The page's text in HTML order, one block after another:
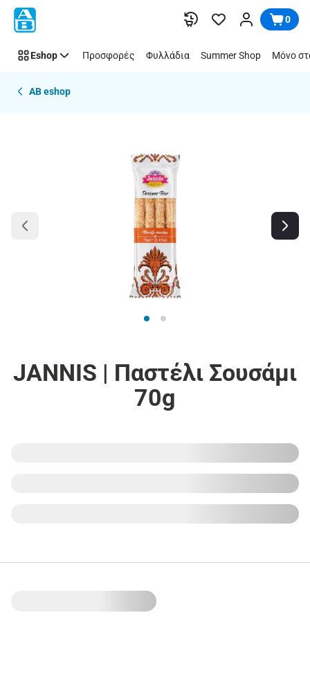
Παράλειψη 0
Eshop Προσφορές Φυλλάδια Summer Shop Μόνο
AB eshop
JANNIS | Παστέλι Σουσάμι
70g